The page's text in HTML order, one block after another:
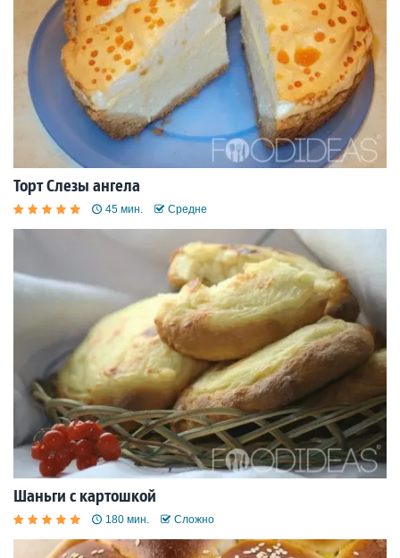
Торт Слезы ангела
45 мин. Средне
Шаньги с картошкой
180 мин. Сложно